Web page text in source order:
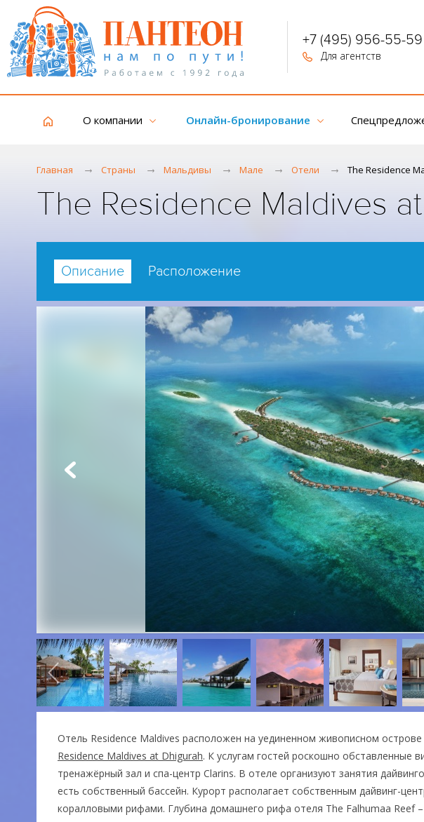
+7 (495) 956-55-59
Для агентств
О компании Онлайн-бронирование
Главная Страны Мальдивы Мале Отели The Residence
The Residence Maldives
Описание Расположение
Отель Residence Maldives расположен на уединенном живописном
Residence Maldives at Dhigurah. К услугам гостей роскошно обставленные
тренажёрный зал и спа-центр Clarins. В отеле организуют занятия
есть собственный бассейн. Курорт располагает собственным дайвинг-
коралловыми рифами. Глубина домашнего рифа отеля The Falhumaa Reef